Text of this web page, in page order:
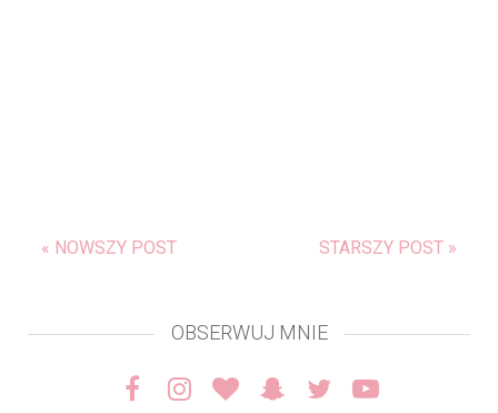
« NOWSZY POST STARSZY POST »
OBSERWUJ MNIE